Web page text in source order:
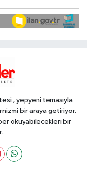
, yepyeni temasıyla
bir araya getiriyor.
okuyabilecekleri bir